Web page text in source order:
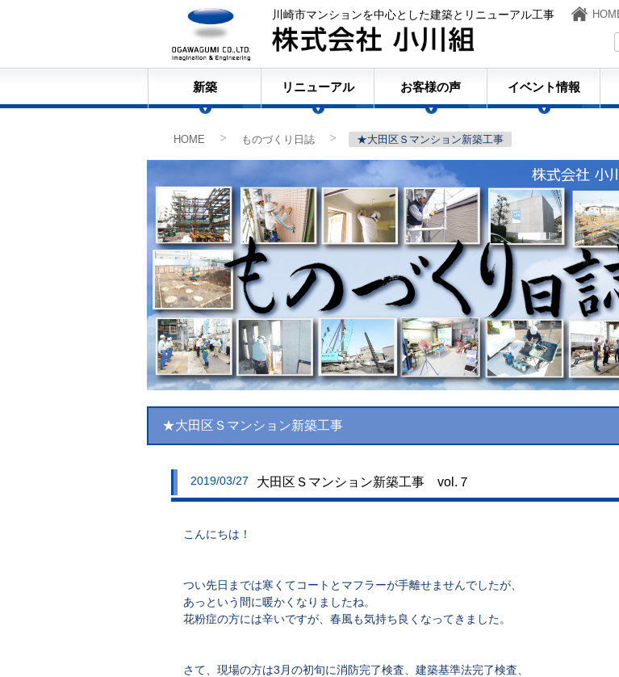
川崎市マンションを中心とした建築とリニューアル工事
新築 リニューアル お客様の声 イベント情報
HOME
ものづくり日誌
★大田区Ｓマンション新築工事
★大田区Ｓマンション新築工事
2019/03/27 大田区Ｓマンション新築工事 vol.７
こんにちは！
つい先日までは寒くてコートとマフラーが手離せませんでしたが、
あっという間に暖かくなりましたね。
花粉症の方には辛いですが、春風も気持ち良くなってきました。
さて、現場の方は3月の初旬に消防完了検査、建築基準法完了検査、